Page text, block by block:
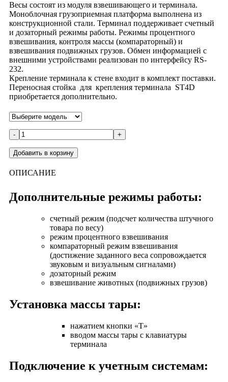
Весы состоят из модуля взвешивающего и терминала.
Моноблочная грузоприемная платформа выполнена из
конструкционной стали. Терминал поддерживает счетный
и дозаторный режимы работы. Режимы процентного
взвешивания, контроля массы (компараторный) и
взвешивания подвижных грузов. Обмен информацией с
внешними устройствами реализован по интерфейсу RS-
232.
Крепление терминала к стене входит в комплект поставки.
Переносная стойка для крепления терминала ST4D
приобретается дополнительно.
- +
Добавить в корзину
ОПИСАНИЕ
Дополнительные режимы работы:
счетный режим (подсчет количества штучного
товара по весу)
режим процентного взвешивания
компараторный режим взвешивания
(достижение заданного веса сопровождается
звуковым и визуальным сигналами)
дозаторный режим
взвешивание животных (подвижных грузов)
Установка массы тары:
нажатием кнопки «T»
вводом массы тары с клавиатуры
терминала
Подключение к учетным системам: